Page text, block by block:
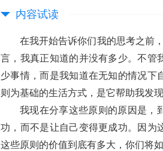
内容试读
在我开始告诉你们我的思考之前
言，我真正知道的并没有多少。不管
少事情，而是我知道在无知的情况下
则为基础的生活方式，是它帮助我发
我现在分享这些原则的原因是，
功，而不是让自己变得更成功。因为
这些原则的价值到底有多大，你们将